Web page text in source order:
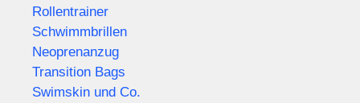
Rollentrainer
Schwimmbrillen
Neoprenanzug
Transition Bags
Swimskin und Co.